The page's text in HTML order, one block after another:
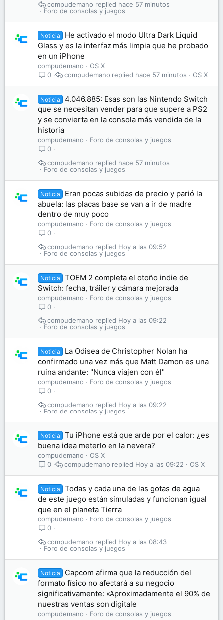
Foro de consolas y juegos
hace 57 minutos
compudemano
Noticia
He activado el modo Ultra Dark Liquid
Glass y es la interfaz más limpia que he probado
en un iPhone
compudemano
OS X
0
OS X
hace 57 minutos
compudemano
Noticia
4.046.885: Esas son las Nintendo Switch
que se necesitan vender para que supere a PS2
y se convierta en la consola más vendida de la
historia
compudemano
Foro de consolas y juegos
0
Foro de consolas y juegos
hace 57 minutos
compudemano
Noticia
Eran pocas subidas de precio y parió la
abuela: las placas base se van a ir de madre
dentro de muy poco
compudemano
Foro de consolas y juegos
0
Foro de consolas y juegos
Hoy a las 09:52
compudemano
Noticia
TOEM 2 completa el otoño indie de
Switch: fecha, tráiler y cámara mejorada
compudemano
Foro de consolas y juegos
0
Foro de consolas y juegos
Hoy a las 09:22
compudemano
Noticia
La Odisea de Christopher Nolan ha
confirmado una vez más que Matt Damon es una
ruina andante: "Nunca viajen con él"
compudemano
Foro de consolas y juegos
0
Foro de consolas y juegos
Hoy a las 09:22
compudemano
Noticia
Tu iPhone está que arde por el calor: ¿es
buena idea meterlo en la nevera?
compudemano
OS X
0
OS X
Hoy a las 09:22
compudemano
Noticia
Todas y cada una de las gotas de agua
de este juego están simuladas y funcionan igual
que en el planeta Tierra
compudemano
Foro de consolas y juegos
0
Foro de consolas y juegos
Hoy a las 08:43
compudemano
Noticia
Capcom afirma que la reducción del
formato físico no afectará a su negocio
significativamente: «Aproximadamente el 90% de
nuestras ventas son digitale
compudemano
Foro de consolas y juegos